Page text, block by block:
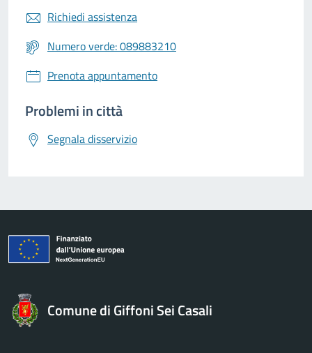
Richiedi assistenza
Numero verde: 089883210
Prenota appuntamento
Problemi in città
Segnala disservizio
Comune di Giffoni Sei Casali